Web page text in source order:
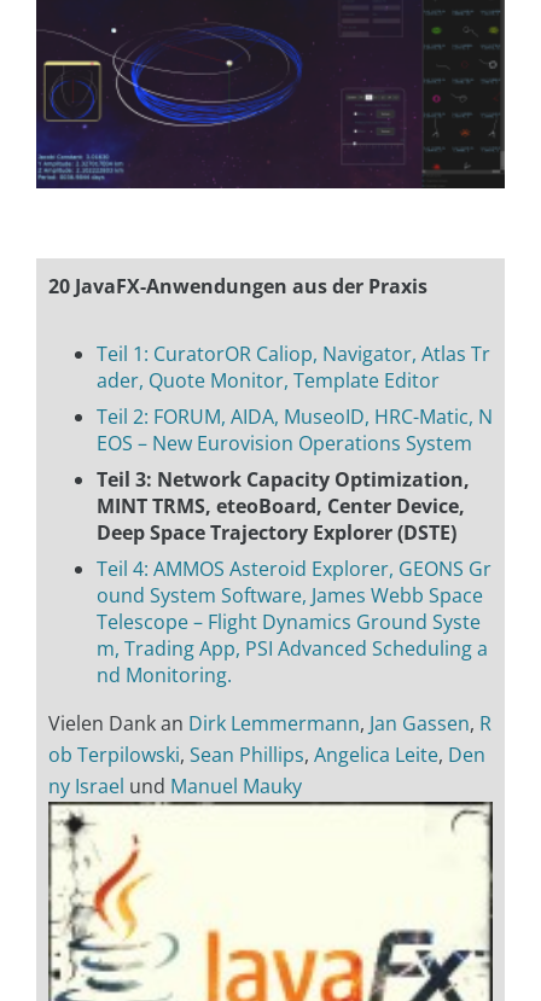
20 JavaFX-Anwendungen aus der Praxis
Teil 1: CuratorOR Caliop, Navigator, Atlas Tr
ader, Quote Monitor, Template Editor
Teil 2: FORUM, AIDA, MuseoID, HRC-Matic, N
EOS – New Eurovision Operations System
Teil 3: Network Capacity Optimization,
MINT TRMS, eteoBoard, Center Device,
Deep Space Trajectory Explorer (DSTE)
Teil 4: AMMOS Asteroid Explorer, GEONS Gr
ound System Software, James Webb Space
Telescope – Flight Dynamics Ground Syste
m, Trading App, PSI Advanced Scheduling a
nd Monitoring.
Vielen Dank an Dirk Lemmermann, Jan Gassen, R
ob Terpilowski, Sean Phillips, Angelica Leite, Den
ny Israel und Manuel Mauky